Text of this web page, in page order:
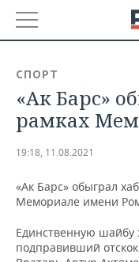
БАШКОРТОСТАН
ТАТАРСТАН
НОВОСТИ
АНАЛИТИКА
ДЕКЛАРАЦИИ О
КОРОЛИ
НОВОСТИ
ФИНАНСЫ
НОВОСТИ
НЕДВИЖИМОСТЬ
СПОРТ
«Ак Барс»
рамках
19:18, 11.08.2021
«Ак Барс» обыграл
Мемориале имени
Единственную шайбу
подправивший